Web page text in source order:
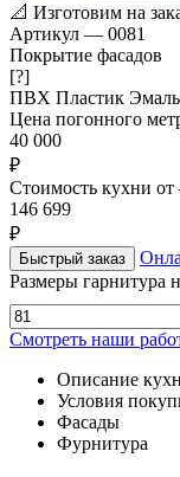
📐 Изготовим на
Артикул — 0081
Покрытие фасадов
[?]
ПВХ Пластик Эмаль
Цена погонного
40 000
₽
Стоимость кухни от
146 699
₽
Быстрый заказ
Размеры гарнитура
Смотреть наши
Описание
Условия
Фасады
Фурнитура